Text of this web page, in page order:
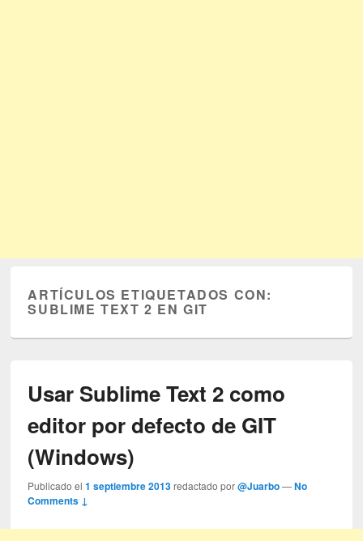
ARTÍCULOS ETIQUETADOS CON:
SUBLIME TEXT 2 EN GIT
Usar Sublime Text 2 como
editor por defecto de GIT
(Windows)
Publicado el1 septiembre 2013 redactado por@Juarbo —No
Comments ↓